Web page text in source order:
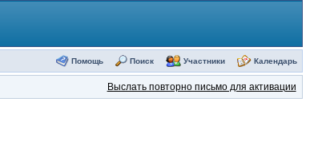
Помощь Поиск Участники Календарь
Выслать повторно письмо для активации